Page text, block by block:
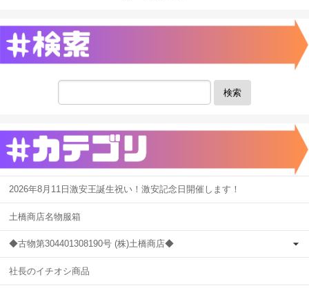
検索
2026年8月11日激安王誕生祝い！激安記念日開催します！
土橋商店名物服箱
◆古物第304401308190号 (株)土橋商店◆
社長のイチオシ商品